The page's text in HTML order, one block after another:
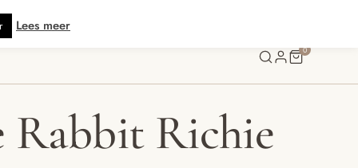
verzending vanaf € 70 · Gratis kaartje met je bestelling • Verzonden
0
Rabbit Richie
Lees meer